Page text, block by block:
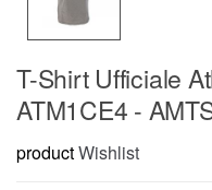
T-Shirt Ufficiale
ATM1CE4 -
productWishlist